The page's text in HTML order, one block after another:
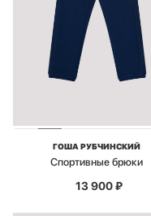
ГОША РУБЧИНСКИЙ
Спортивные брюки
13 900₽